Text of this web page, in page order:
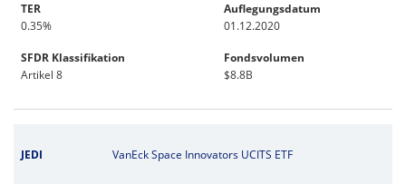
TER
0.35%
Auflegungsdatum
01.12.2020
SFDR Klassifikation
Artikel 8
Fondsvolumen
$8.8B
JEDI VanEck Space Innovators UCITS ETF